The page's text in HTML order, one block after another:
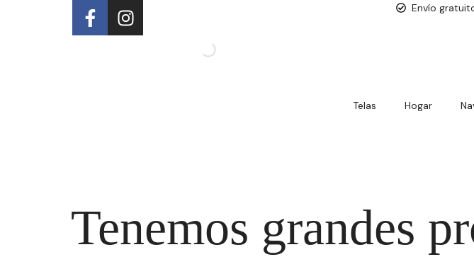
Envío
Telas Hogar
Tenemos grandes